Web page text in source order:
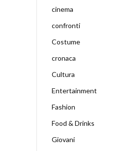
cinema
confronti
Costume
cronaca
Cultura
Entertainment
Fashion
Food & Drinks
Giovani